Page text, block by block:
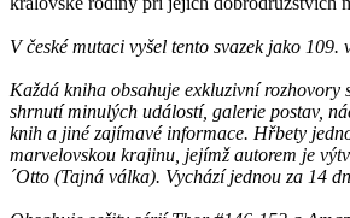
V české mutaci vyšel tento svazek jako 109.
Každá kniha obsahuje exkluzivní rozhovory
shrnutí minulých událostí, galerie postav,
knih a jiné zajímavé informace. Hřbety
marvelovskou krajinu, jejímž autorem je
´Otto (Tajná válka). Vychází jednou za 14